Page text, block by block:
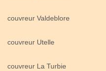
couvreur Valdeblore
couvreur Utelle
couvreur La Turbie